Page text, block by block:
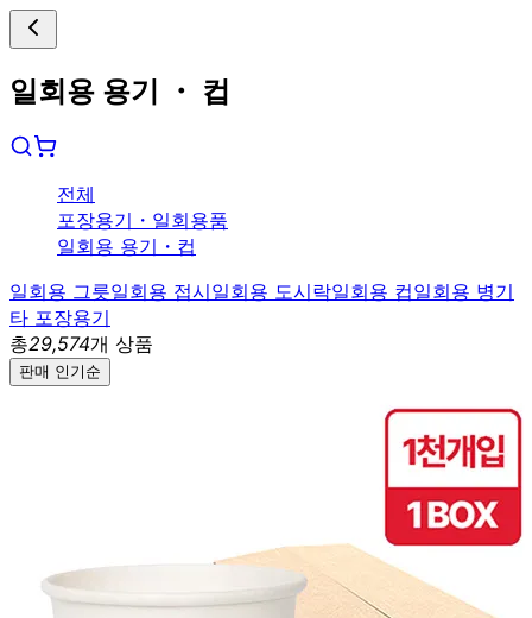
일회용 용기 ・ 컵
전체
포장용기 ・ 일회용품
일회용 용기 ・ 컵
일회용 그릇일회용 접시일회용 도시락일회용 컵일회용 병기
타 포장용기
총29,574개 상품
판매 인기순